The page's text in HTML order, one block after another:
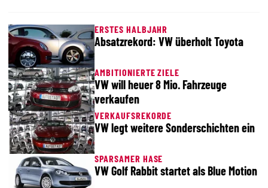
ERSTES HALBJAHR
Absatzrekord: VW überholt Toyota
AMBITIONIERTE ZIELE
VW will heuer 8 Mio. Fahrzeuge
verkaufen
VERKAUFSREKORDE
VW legt weitere Sonderschichten ein
SPARSAMER HASE
VW Golf Rabbit startet als Blue Motion